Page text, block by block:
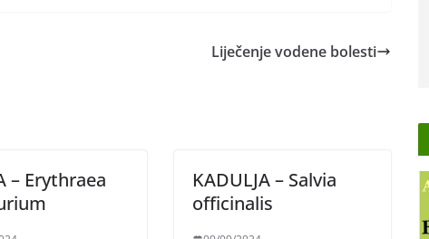
Liječenje vodene bolesti
– Erythraea
KADULJA – Salvia
officinalis